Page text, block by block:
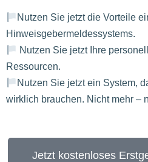
Nutzen Sie jetzt die Vorteile
Hinweisgebermeldessystems.
Nutzen Sie jetzt Ihre
Ressourcen.
Nutzen Sie jetzt ein System,
wirklich brauchen. Nicht mehr –
Jetzt kostenloses